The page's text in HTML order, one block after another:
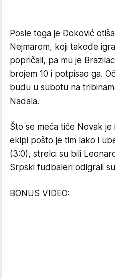
Posle toga je Đoković
Nejmarom, koji takođe
popričali, pa mu je
brojem 10 i potpisao ga.
budu u subotu na
Nadala.
Što se meča tiče Novak
ekipi pošto je tim lako i
(3:0), strelci su bili
Srpski fudbaleri odigrali
BONUS VIDEO: